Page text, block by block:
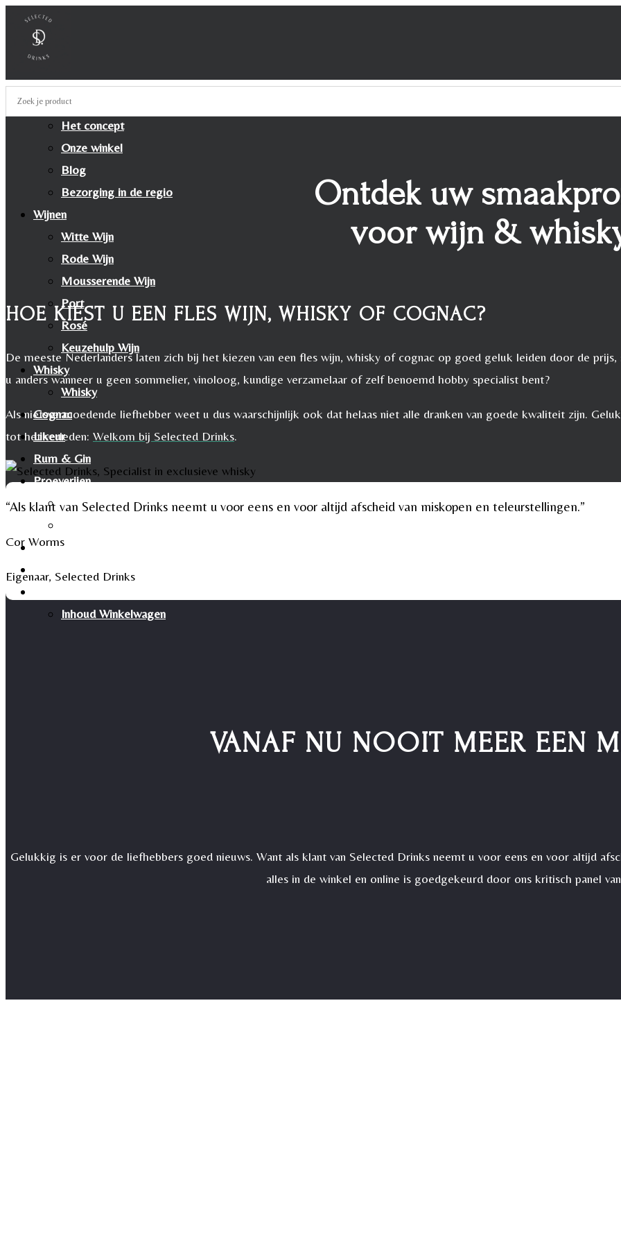
Over ons
Het concept
Onze winkel
Blog
Bezorging in de regio
Wijnen
Witte Wijn
Rode Wijn
Mousserende Wijn
Port
Rosé
Keuzehulp Wijn
Whisky
Whisky
Cognac
Likeur
Rum & Gin
Proeverijen
Whiskyproeverij Agenda
Nieuwsbrief
Inhoud Winkelwagen
Ontdek uw
voor wijn &
HOE KIEST U EEN FLES WIJN, WHISKY OF COGNAC?
De meeste Nederlanders laten zich bij het kiezen van een fles wijn, whisky of cognac op goed geluk leiden door de
u anders wanneer u geen sommelier, vinoloog, kundige verzamelaar of zelf benoemd hobby specialist bent?
Als nietsvermoedende liefhebber weet u dus waarschijnlijk ook dat helaas niet alle dranken van goede kwaliteit zijn.
tot het verleden: Welkom bij Selected Drinks.
“Als klant van Selected Drinks neemt u voor eens en voor altijd afscheid van miskopen en teleurstellingen.”
Cor Worms
Eigenaar, Selected Drinks
VANAF NU NOOIT MEER EEN
Gelukkig is er voor de liefhebbers goed nieuws. Want als klant van Selected Drinks neemt u voor eens en voor altijd
alles in de winkel en online is goedgekeurd door ons kritisch panel